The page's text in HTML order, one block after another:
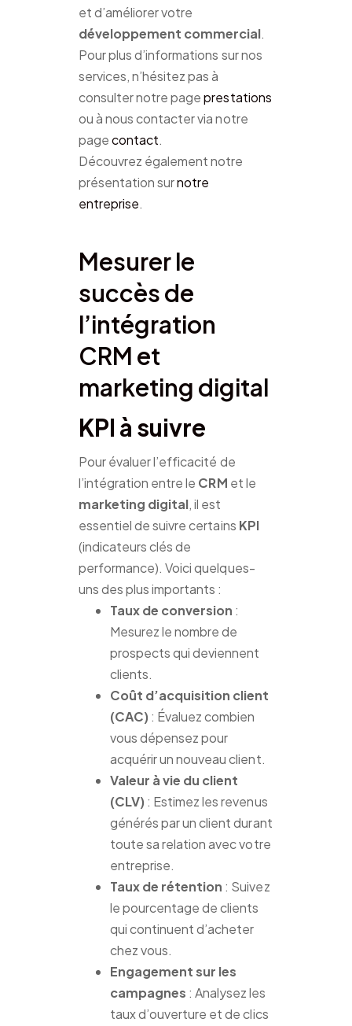
et d’améliorer votre
développement commercial.
Pour plus d’informations sur nos
services, n’hésitez pas à
consulter notre pageprestations
ou à nous contacter via notre
pagecontact.
Découvrez également notre
présentation surnotre
entreprise.
Mesurer le
succès de
l’intégration
CRM et
marketing digital
KPI à suivre
Pour évaluer l’efficacité de
l’intégration entre le CRM et le
marketing digital, il est
essentiel de suivre certains KPI
(indicateurs clés de
performance). Voici quelques-
uns des plus importants :
Taux de conversion :
Mesurez le nombre de
prospects qui deviennent
clients.
Coût d’acquisition client
(CAC) : Évaluez combien
vous dépensez pour
acquérir un nouveau client.
Valeur à vie du client
(CLV) : Estimez les revenus
générés par un client durant
toute sa relation avec votre
entreprise.
Taux de rétention : Suivez
le pourcentage de clients
qui continuent d’acheter
chez vous.
Engagement sur les
campagnes : Analysez les
taux d’ouverture et de clics